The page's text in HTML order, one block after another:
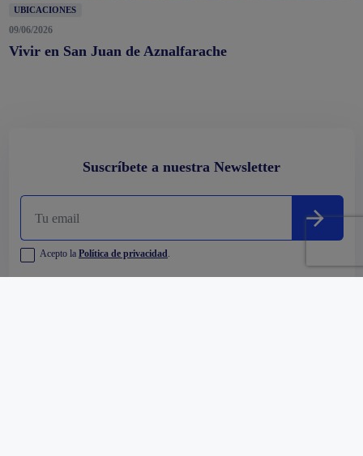
UBICACIONES
09/06/2026
Vivir en San Juan de Aznalfarache
Suscríbete a nuestra Newsletter
Acepto la Política de privacidad.